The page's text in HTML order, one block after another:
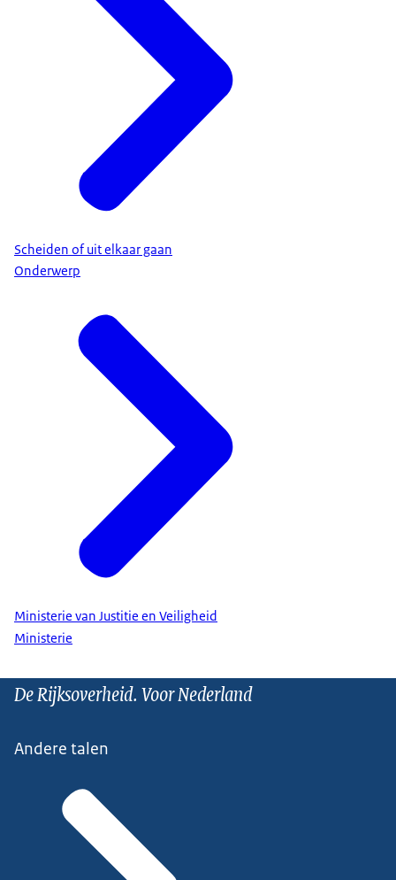
Scheiden of uit elkaar gaan
Onderwerp
Ministerie van Justitie en Veiligheid
Ministerie
De Rijksoverheid. Voor Nederland
Andere talen